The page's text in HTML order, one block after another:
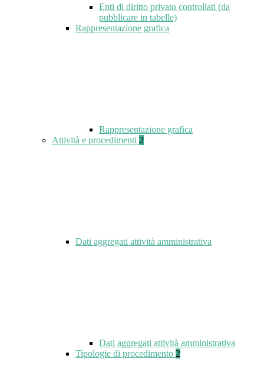
Enti di diritto privato controllati (da
pubblicare in tabelle)
Rappresentazione grafica
Rappresentazione grafica
Attività e procedimenti 2
Dati aggregati attività amministrativa
Dati aggregati attività amministrativa
Tipologie di procedimento 2